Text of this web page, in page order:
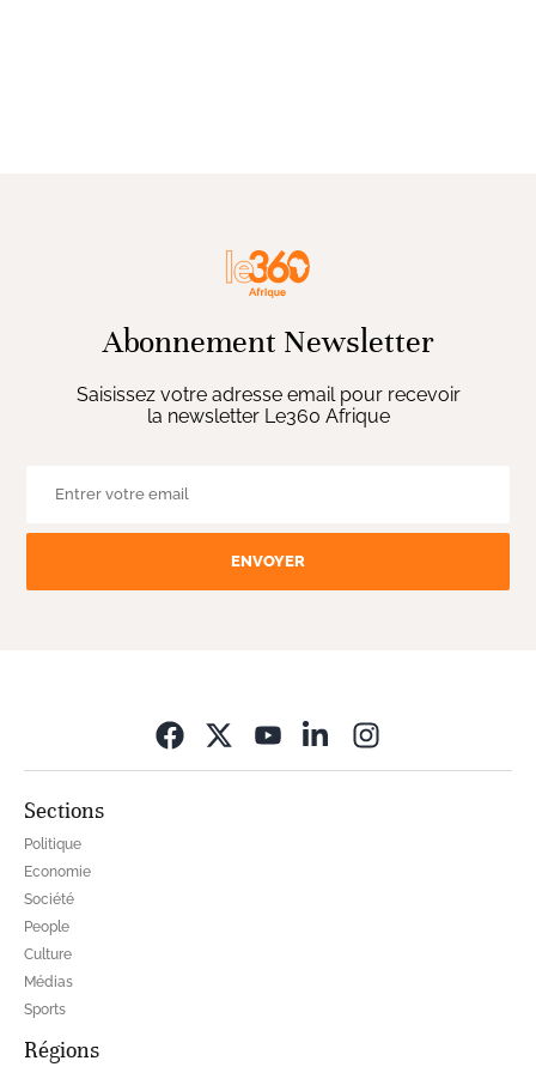
Abonnement Newsletter
Saisissez votre adresse email pour recevoir
la newsletter Le360 Afrique
ENVOYER
Sections
Politique
Economie
Société
People
Culture
Médias
Sports
Régions